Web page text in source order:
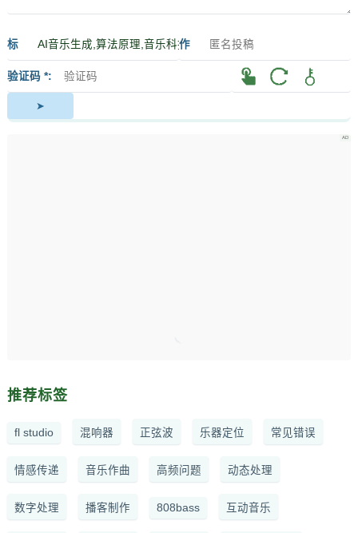
标
签
作
验证码 *
推荐标签
fl studio 混响器 正弦波 乐器定位 常见错误
情感传递 音乐作曲 高频问题 动态处理
数字处理 播客制作 808bass 互动音乐